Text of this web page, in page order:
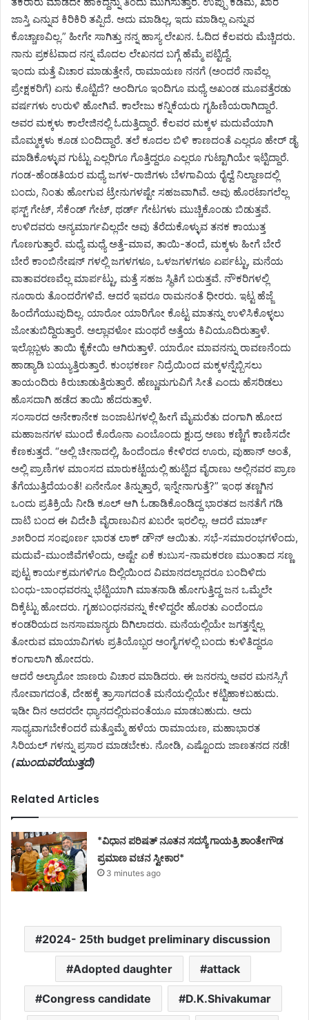
ಜಾಸ್ತಿ ಎನ್ನುವ ಕಿರಿಕಿರಿ ತಪ್ಪಿದೆ. ಅದು ಮಾಡಿಲ್ಲ, ಇದು ಮಾಡಿಲ್ಲ ಎನ್ನುವ
ಕೊಚ್ಚಾಣವಿಲ್ಲ.” ಹೀಗೇ ಸಾಗಿತ್ತು ನನ್ನ ಹಾಸ್ಯ ಲೇಖನ. ಓದಿದ ಕೆಲವರು ಮೆಚ್ಚಿದರು.
ನಾನು ಪ್ರಕಟವಾದ ನನ್ನ ಮೊದಲ ಲೇಖನದ ಬಗ್ಗೆ ಹೆಮ್ಮೆ ಪಟ್ಟಿದ್ದೆ.
ಇಂದು ಮತ್ತೆ ವಿಚಾರ ಮಾಡುತ್ತೇನೆ, ರಾಮಾಯಣ ನನಗೆ (ಅಂದರೆ ನಾವೆಲ್ಲ
ಪ್ರೇಕ್ಷಕರಿಗೆ) ಏನು ಕೊಟ್ಟಿದೆ? ಅಂದಿಗೂ ಇಂದಿಗೂ ಮಧ್ಯೆ ಅಖಂಡ ಮೂವತ್ತೆರಡು
ವರ್ಷಗಳು ಉರುಳಿ ಹೋಗಿವೆ. ಕಾಲೇಜು ಕನ್ನಿಕೆಯರು ಗೃಹಿಣಿಯರಾಗಿದ್ದಾರೆ.
ಅವರ ಮಕ್ಕಳು ಕಾಲೇಜಿನಲ್ಲಿ ಓದುತ್ತಿದ್ದಾರೆ. ಕೆಲವರ ಮಕ್ಕಳ ಮದುವೆಯಾಗಿ
ಮೊಮ್ಮಕ್ಕಳು ಕೂಡ ಬಂದಿದ್ದಾರೆ. ತಲೆ ಕೂದಲ ಬಿಳಿ ಕಾಣದಂತೆ ಎಲ್ಲರೂ ಹೇರ್ ಡೈ
ಮಾಡಿಕೊಳ್ಳುವ ಗುಟ್ಟು ಎಲ್ಲರಿಗೂ ಗೊತ್ತಿದ್ದರೂ ಎಲ್ಲರೂ ಗುಟ್ಟಾಗಿಯೇ ಇಟ್ಟಿದ್ದಾರೆ.
ಗಂಡ-ಹೆಂಡತಿಯರ ಮಧ್ಯೆ ಜಗಳ-ರಾಜಿಗಳು ಬೆಳಗಾವಿಯ ರೈಲ್ವೆ ನಿಲ್ದಾಣದಲ್ಲಿ
ಬಂದು, ನಿಂತು ಹೋಗುವ ಟ್ರೇನುಗಳಷ್ಟೇ ಸಹಜವಾಗಿವೆ. ಅವು ಹೊರಟಾಗಲೆಲ್ಲ
ಫಸ್ಟ್ ಗೇಟ್, ಸೆಕೆಂಡ್ ಗೇಟ್, ಥರ್ಡ್ ಗೇಟಗಳು ಮುಚ್ಚಿಕೊಂಡು ಬಿಡುತ್ತವೆ.
ಉಳಿದವರು ಅನ್ಯಮಾರ್ಗವಿಲ್ಲದೇ ಅವು ತೆರೆದುಕೊಳ್ಳುವ ತನಕ‌ ಕಾಯುತ್ತ
ಗೊಣಗುತ್ತಾರೆ. ಮಧ್ಯೆ ಮಧ್ಯೆ ಅತ್ತೆ-ಮಾವ, ತಾಯಿ-ತಂದೆ, ಮಕ್ಕಳು ಹೀಗೆ ಬೇರೆ
ಬೇರೆ ಕಾಂಬಿನೇಷನ್ ಗಳಲ್ಲಿ ಜಗಳಗಳೂ, ಒಳಜಗಳಗಳೂ ಏರ್ಪಟ್ಟು, ಮನೆಯ
ವಾತಾವರಣವೆಲ್ಲ ಮಾರ್ಪಟ್ಟು, ಮತ್ತೆ ಸಹಜ ಸ್ಥಿತಿಗೆ ಬರುತ್ತವೆ. ನೌಕರಿಗಳಲ್ಲಿ
ನೂರಾರು ತೊಂದರೆಗಳಿವೆ. ಆದರೆ ಇವರೂ ರಾಮನಂತೆ ಧೀರರು. ಇಟ್ಟ ಹೆಜ್ಜೆ
ಹಿಂದೆಗೆಯುವುದಿಲ್ಲ. ಯಾರೋ ಯಾರಿಗೋ ಕೊಟ್ಟ ಮಾತನ್ನು ಉಳಿಸಿಕೊಳ್ಳಲು
ಜೋತುಬಿದ್ದಿರುತ್ತಾರೆ. ಅಲ್ಲಾವಳೋ ಮಂಥರೆ ಅತ್ತೆಯ ಕಿವಿಯೂದಿರುತ್ತಾಳೆ.
ಇಲ್ಲೊಬ್ಬಳು ತಾಯಿ ಕೈಕೇಯಿ ಆಗಿರುತ್ತಾಳೆ. ಯಾರೋ ಮಾವನನ್ನು ರಾವಣನೆಂದು
ಹಾಡ್ಯಾಡಿ ಬಯ್ಯುತ್ತಿರುತ್ತಾರೆ. ಕುಂಭಕರ್ಣ ನಿದ್ರೆಯಿಂದ ಮಕ್ಕಳನ್ನೆಬ್ಬಿಸಲು
ತಾಯಂದಿರು ಕಿರುಚಾಡುತ್ತಿರುತ್ತಾರೆ. ಹೆಣ್ಣುಮಗುವಿಗೆ ಸೀತೆ ಎಂದು ಹೆಸರಿಡಲು
ಹೊಸದಾಗಿ ಹಡೆದ ತಾಯಿ ಹೆದರುತ್ತಾಳೆ.
ಸಂಸಾರದ ಅನೇಕಾನೇಕ ಜಂಜಾಟಗಳಲ್ಲಿ ಹೀಗೆ ಮೈಮರೆತು ದಂಗಾಗಿ ಹೋದ
ಮಹಾಜನಗಳ ಮುಂದೆ ಕೊರೊನಾ ಎಂಬೊಂದು ಕ್ಷುದ್ರ ಅಣು ಕಣ್ಣಿಗೆ ಕಾಣಿಸದೇ
ಕೆಣಕುತ್ತದೆ. “ಅಲ್ಲಿ ಚೀನಾದಲ್ಲಿ, ಹಿಂದೆಂದೂ ಕೇಳಿರದ ಊರು, ವುಹಾನ್ ಅಂತೆ,
ಅಲ್ಲಿ ಪ್ರಾಣಿಗಳ ಮಾಂಸದ ಮಾರುಕಟ್ಟೆಯಲ್ಲಿ ಹುಟ್ಟಿದ ವೈರಾಣು ಅಲ್ಲಿನವರ ಪ್ರಾಣ
ತೆಗೆಯುತ್ತಿದೆಯಂತೆ! ಏನೇನೋ ತಿನ್ನುತ್ತಾರೆ, ಇನ್ನೇನಾಗುತ್ತೆ?” ಇಂಥ ತಣ್ಣಗಿನ
ಒಂದು ‌ಪ್ರತಿಕ್ರಿಯೆ ನೀಡಿ ಕೂಲ್ ಆಗಿ ಓಡಾಡಿಕೊಂಡಿದ್ದ ಭಾರತದ ಜನತೆಗೆ ಗಡಿ
ದಾಟಿ ಬಂದ ಈ‌ ವಿದೇಶಿ ವೈರಾಣುವಿನ ಖಬರೇ ಇರಲಿಲ್ಲ. ಆದರೆ ಮಾರ್ಚ್
೨೫ರಿಂದ ಸಂಪೂರ್ಣ ಭಾರತ ಲಾಕ್ ಡೌನ್ ಆಯಿತು. ಸಭೆ-ಸಮಾರಂಭಗಳೆಂದು,
ಮದುವೆ-ಮುಂಜಿವೆಗಳೆಂದು, ಅಷ್ಟೇ ಏಕೆ ಕುಬುಸ-ನಾಮಕರಣ ಮುಂತಾದ ಸಣ್ಣ
ಪುಟ್ಟ ಕಾರ್ಯಕ್ರಮಗಳಿಗೂ ದಿಲ್ಲಿಯಿಂದ ವಿಮಾನದಲ್ಲಾದರೂ ಬಂದಿಳಿದು
ಬಂಧು-ಬಾಂಧವರನ್ನು ಭೆಟ್ಟಿಯಾಗಿ ಮಾತನಾಡಿ ಹೋಗುತ್ತಿದ್ದ ಜನ ಒಮ್ಮೆಲೇ
ದಿಕ್ಕೆಟ್ಟು ಹೋದರು. ಗೃಹಬಂಧನವನ್ನು ಕೇಳಿದ್ದರೇ ಹೊರತು ಎಂದೆಂದೂ
ಕಂಡರಿಯದ ಜನಸಾಮಾನ್ಯರು ದಿಗಿಲಾದರು. ಮನೆಯಲ್ಲಿಯೇ ಜಗತ್ತನ್ನೆಲ್ಲ
ತೋರುವ ಮಾಯಾವಿಗಳು ಪ್ರತಿಯೊಬ್ಬರ ಅಂಗೈಗಳಲ್ಲಿ ಬಂದು ಕುಳಿತಿದ್ದರೂ
ಕಂಗಾಲಾಗಿ ಹೋದರು.
ಆದರೆ ಅಲ್ಯಾರೋ ಜಾಣರು ವಿಚಾರ ಮಾಡಿದರು. ಈ ಜನರನ್ನು ಅವರ ಮನಸ್ಸಿಗೆ
ನೋವಾಗದಂತೆ, ದೇಹಕ್ಕೆ ತ್ರಾಸಾಗದಂತೆ ಮನೆಯಲ್ಲಿಯೇ ಕಟ್ಟಿಹಾಕಬಹುದು.
ಇಡೀ ದಿನ ಅದರದೇ ಧ್ಯಾನದಲ್ಲಿರುವಂತೆಯೂ ಮಾಡಬಹುದು. ಅದು
ಸಾಧ್ಯವಾಗಬೇಕೆಂದರೆ ಮತ್ತೊಮ್ಮೆ ಹಳೆಯ ರಾಮಾಯಣ, ಮಹಾಭಾರತ
ಸಿರಿಯಲ್ ಗಳನ್ನು ಪ್ರಸಾರ ಮಾಡಬೇಕು. ನೋಡಿ, ಎಷ್ಟೊಂದು ಜಾಣತನದ ನಡೆ!
(ಮುಂದುವರೆಯುತ್ತದೆ)
Related Articles
*ವಿಧಾನ ಪರಿಷತ್ ನೂತನ ಸದಸ್ಯೆ ಗಾಯತ್ರಿ ಶಾಂತೇಗೌಡ
ಪ್ರಮಾಣ ವಚನ ಸ್ವೀಕಾರ*
3 minutes ago
2024- 25th budget preliminary discussion
Adopted daughter attack
Congress candidate D.K.Shivakumar